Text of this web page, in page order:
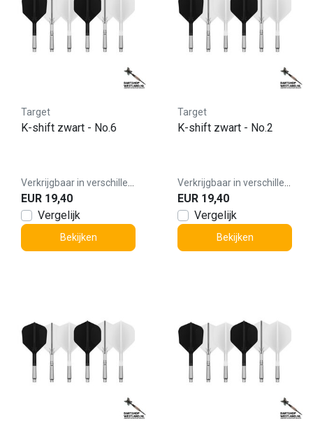
Target
K-shift zwart - No.6
EUR 19,40
Vergelijk
Bekijken
Target
K-shift zwart - No.2
EUR 19,40
Vergelijk
Bekijken